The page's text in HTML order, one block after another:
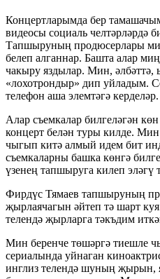
Концертларымда бер
видеосы социаль челтәрләрдә
Тапшыруның продюсерлары
белеп алганнар. Башта алар
чакыру яздылар. Мин,
«лохотрондыр» дип уйладым.
телефон аша элемтәгә керделәр.
Алар съемкалар билгеләгән
концерт белән туры килде.
чыгып китә алмый идем бит
съемкаларны башка көнгә
үзенең тапшыруга килеп эләгү
Фирдүс Тямаев тапшыруның
җырлаячагын әйтеп тә шарт
телендә җырларга тәкъдим
Мин беренче төшәргә тиешле
сериалында уйнаган
инглиз телендә шуның җырын,